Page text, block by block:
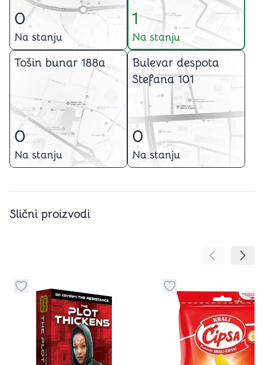
0
Na stanju
1
Na stanju
Tošin bunar 188a
0
Na stanju
Bulevar despota
Stefana 101
0
Na stanju
Slični proizvodi
Pomeranje
Dugme za dodavanje stvari u kategoriju omiljeno
Dugme za dodavanje